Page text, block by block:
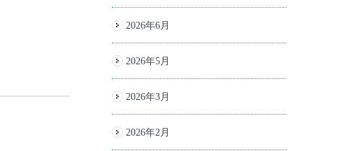
2026年6月
2026年5月
2026年3月
2026年2月